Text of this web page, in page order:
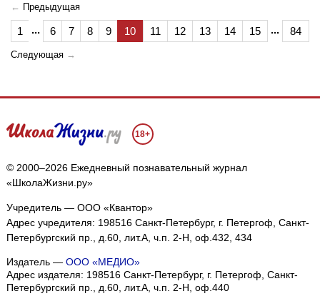
← Предыдущая
1 ... 6 7 8 9 10 11 12 13 14 15 ... 84
Следующая →
18+
© 2000–2026 Ежедневный познавательный журнал
«ШколаЖизни.ру»
Учредитель — ООО «Квантор»
Адрес учредителя: 198516 Санкт-Петербург, г. Петергоф, Санкт-
Петербургский пр., д.60, лит.А, ч.п. 2-Н, оф.432, 434
Издатель — ООО «МЕДИО»
Адрес издателя: 198516 Санкт-Петербург, г. Петергоф, Санкт-
Петербургский пр., д.60, лит.А, ч.п. 2-Н, оф.440